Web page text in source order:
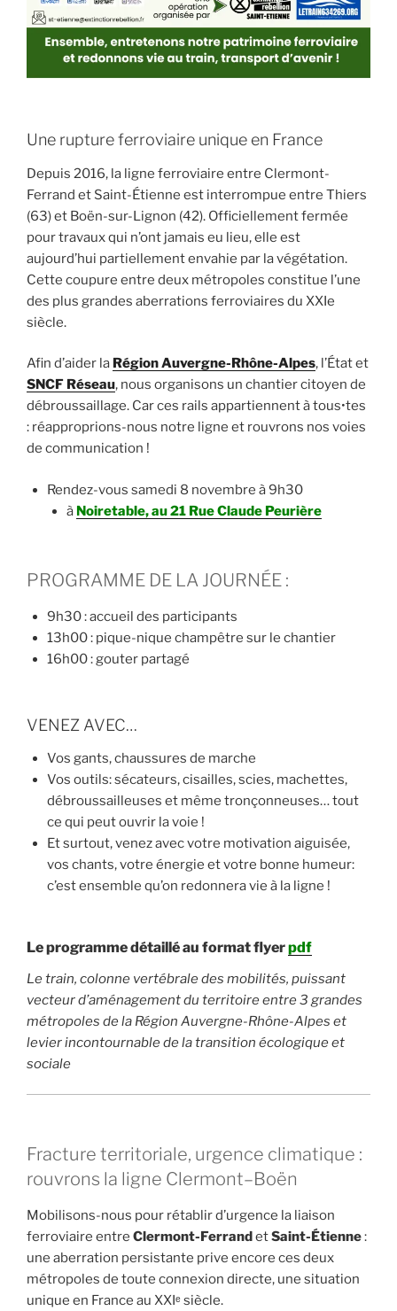
Une rupture ferroviaire unique en France
Depuis 2016, la ligne ferroviaire entre Clermont-
Ferrand et Saint-Étienne est interrompue entre Thiers
(63) et Boën-sur-Lignon (42). Officiellement fermée
pour travaux qui n’ont jamais eu lieu, elle est
aujourd’hui partiellement envahie par la végétation.
Cette coupure entre deux métropoles constitue l’une
des plus grandes aberrations ferroviaires du XXIe
siècle.
Afin d’aider la Région Auvergne-Rhône-Alpes, l’État et
SNCF Réseau, nous organisons un chantier citoyen de
débroussaillage. Car ces rails appartiennent à tous•tes
: réapproprions-nous notre ligne et rouvrons nos voies
de communication !
Rendez-vous samedi 8 novembre à 9h30
à Noiretable, au 21 Rue Claude Peurière
PROGRAMME DE LA JOURNÉE :
9h30 : accueil des participants
13h00 : pique-nique champêtre sur le chantier
16h00 : gouter partagé
VENEZ AVEC…
Vos gants, chaussures de marche
Vos outils: sécateurs, cisailles, scies, machettes,
débroussailleuses et même tronçonneuses… tout
ce qui peut ouvrir la voie !
Et surtout, venez avec votre motivation aiguisée,
vos chants, votre énergie et votre bonne humeur:
c’est ensemble qu’on redonnera vie à la ligne !
Le programme détaillé au format flyerpdf
Le train, colonne vertébrale des mobilités, puissant
vecteur d’aménagement du territoire entre 3 grandes
métropoles de la Région Auvergne-Rhône-Alpes et
levier incontournable de la transition écologique et
sociale
Fracture territoriale, urgence climatique :
rouvrons la ligne Clermont–Boën
Mobilisons-nous pour rétablir d’urgence la liaison
ferroviaire entre Clermont-FerrandetSaint-Étienne:
une aberration persistante prive encore ces deux
métropoles de toute connexion directe, une situation
unique en France au XXIᵉ siècle.